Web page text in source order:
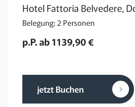
Hotel Fattoria Belvedere,
Belegung: 2 Personen
p.P. ab 1139,90 €
jetzt Buchen